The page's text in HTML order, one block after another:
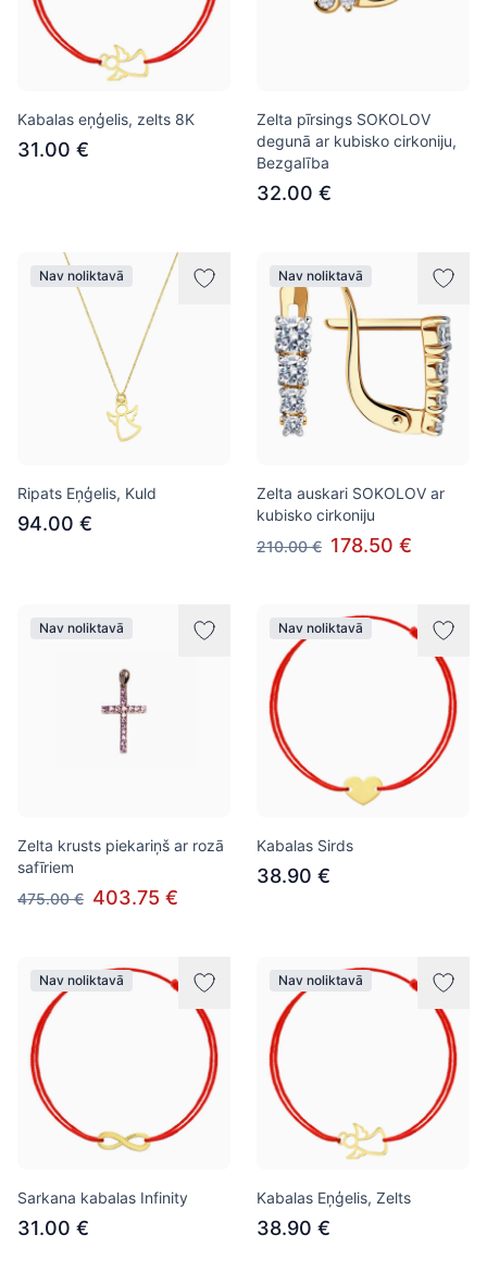
Kabalas eņģelis, zelts 8K
31.00 €
Zelta pīrsings SOKOLOV
degunā ar kubisko cirkoniju,
Bezgalība
32.00 €
Nav noliktavā
Ripats Eņģelis, Kuld
94.00 €
Nav noliktavā
Zelta auskari SOKOLOV ar
kubisko cirkoniju
210.00 € 178.50 €
Nav noliktavā
Zelta krusts piekariņš ar rozā
safīriem
475.00 € 403.75 €
Nav noliktavā
Kabalas Sirds
38.90 €
Nav noliktavā
Sarkana kabalas Infinity
31.00 €
Nav noliktavā
Kabalas Eņģelis, Zelts
38.90 €